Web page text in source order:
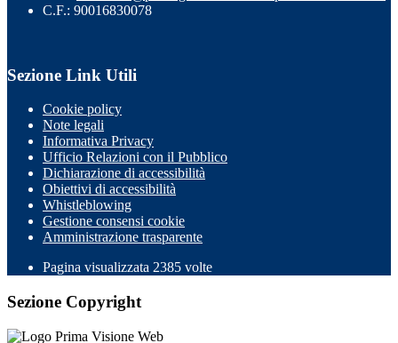
C.F.: 90016830078
Sezione Link Utili
Cookie policy
Note legali
Informativa Privacy
Ufficio Relazioni con il Pubblico
Dichiarazione di accessibilità
Obiettivi di accessibilità
Whistleblowing
Gestione consensi cookie
Amministrazione trasparente
Pagina visualizzata 2385 volte
Sezione Copyright